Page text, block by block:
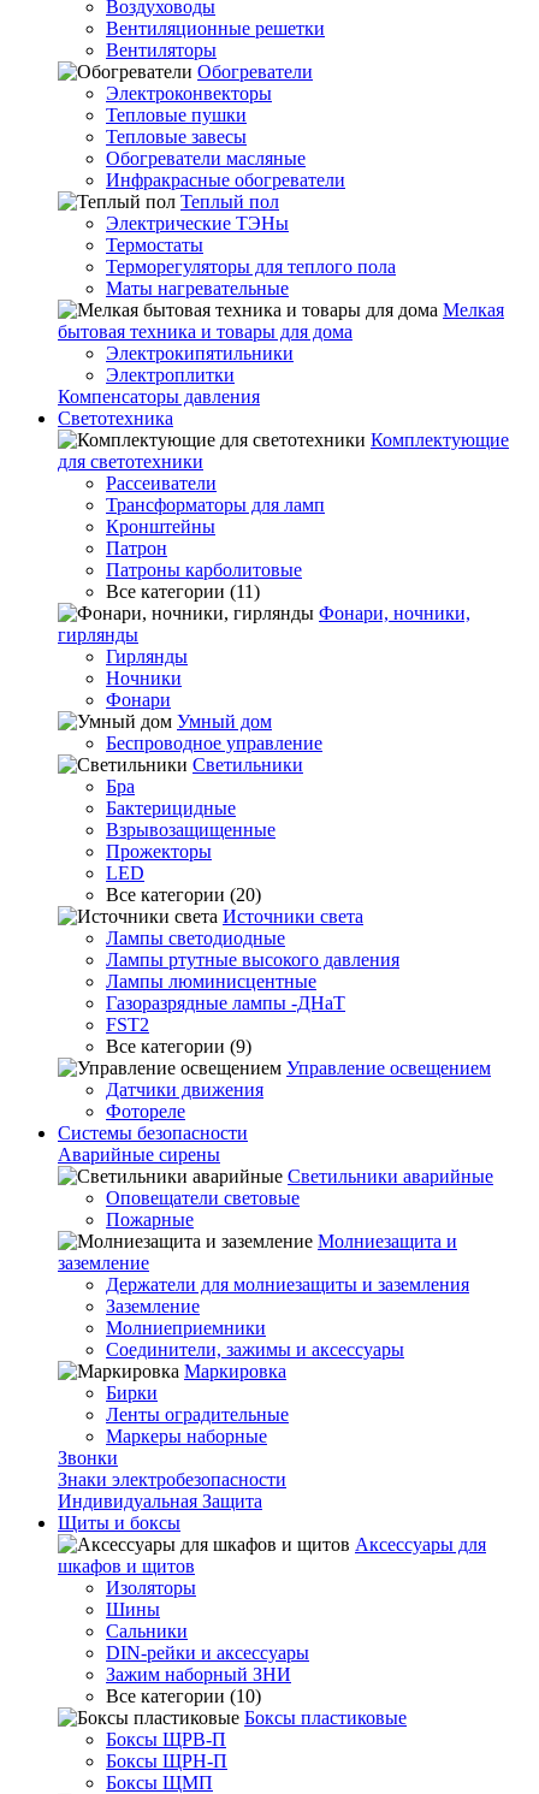
Воздуховоды
Вентиляционные решетки
Вентиляторы
Обогреватели
Электроконвекторы
Тепловые пушки
Тепловые завесы
Обогреватели масляные
Инфракрасные обогреватели
Теплый пол
Электрические ТЭНы
Термостаты
Терморегуляторы для теплого пола
Маты нагревательные
Мелкая
бытовая техника и товары для дома
Электрокипятильники
Электроплитки
Компенсаторы давления
Светотехника
Комплектующие
для светотехники
Рассеиватели
Трансформаторы для ламп
Кронштейны
Патрон
Патроны карболитовые
Все категории (11)
Фонари, ночники,
гирлянды
Гирлянды
Ночники
Фонари
Умный дом
Беспроводное управление
Светильники
Бра
Бактерицидные
Взрывозащищенные
Прожекторы
LED
Все категории (20)
Источники света
Лампы светодиодные
Лампы ртутные высокого давления
Лампы люминисцентные
Газоразрядные лампы -ДНаТ
FST2
Все категории (9)
Управление освещением
Датчики движения
Фотореле
Системы безопасности
Аварийные сирены
Светильники аварийные
Оповещатели световые
Пожарные
Молниезащита и
заземление
Держатели для молниезащиты и заземления
Заземление
Молниеприемники
Соединители, зажимы и аксессуары
Маркировка
Бирки
Ленты оградительные
Маркеры наборные
Звонки
Знаки электробезопасности
Индивидуальная Защита
Щиты и боксы
Аксессуары для
шкафов и щитов
Изоляторы
Шины
Сальники
DIN-рейки и аксессуары
Зажим наборный ЗНИ
Все категории (10)
Боксы пластиковые
Боксы ЩРВ-П
Боксы ЩРН-П
Боксы ЩМП